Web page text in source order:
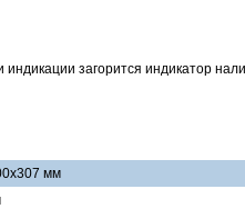
загорится индикатор
мм